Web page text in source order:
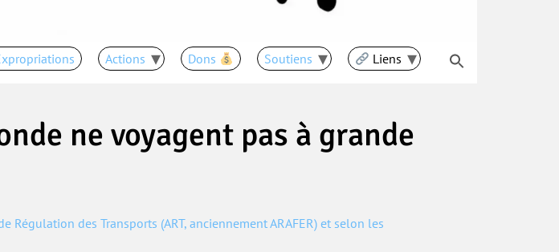
Actions Dons Soutiens Liens
ne voyagent pas à grande
Régulation des Transports (ART, anciennement ARAFER) et selon les